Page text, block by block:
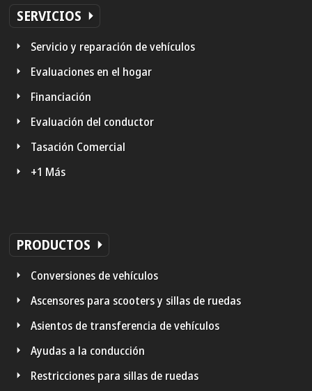
SERVICIOS
Servicio y reparación de vehículos
Evaluaciones en el hogar
Financiación
Evaluación del conductor
Tasación Comercial
+1 Más
PRODUCTOS
Conversiones de vehículos
Ascensores para scooters y sillas de ruedas
Asientos de transferencia de vehículos
Ayudas a la conducción
Restricciones para sillas de ruedas